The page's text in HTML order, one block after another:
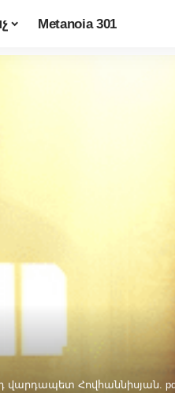
Metanoia 301
վարդապետ Հովհաննիսյան.